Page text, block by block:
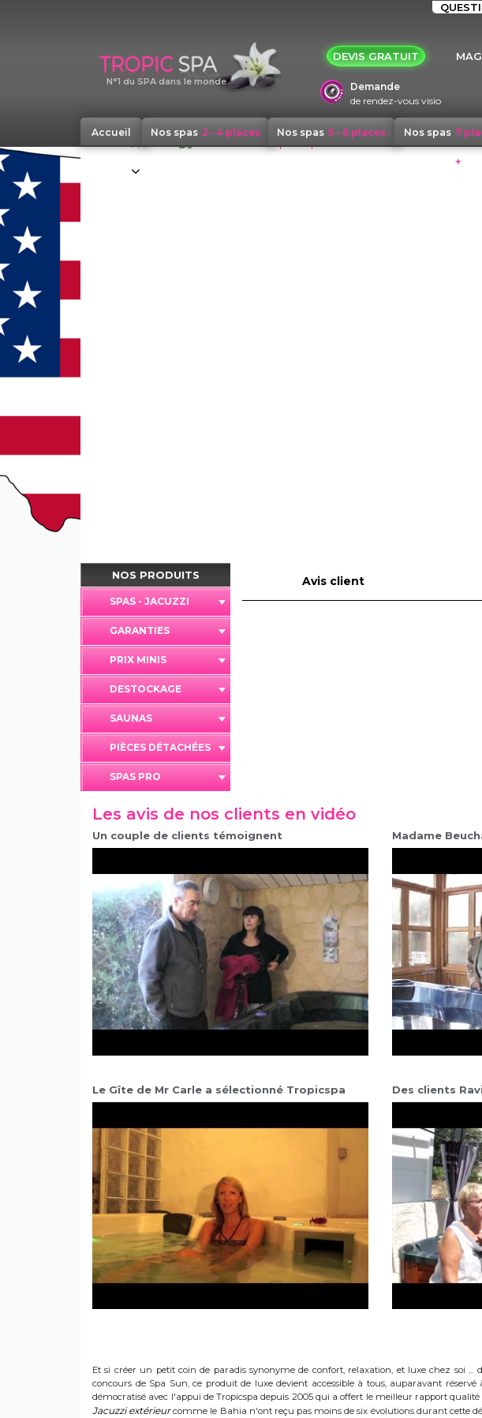
N°1 du SPA dans le monde
DEVIS GRATUIT
Demande
de rendez-vous visio
Accueil Nos spas 2 - 4 places Nos spas 5 - 6 places Nos spas 7
+
NOS PRODUITS
SPAS - JACUZZI
GARANTIES
PRIX MINIS
DESTOCKAGE
SAUNAS
PIÈCES DÉTACHÉES
SPAS PRO
Avis client
Les avis de nos clients en vidéo
Un couple de clients témoignent Madame
Le Gîte de Mr Carle a sélectionné Tropicspa Des clients
Et si créer un petit coin de paradis synonyme de confort, relaxation, et luxe chez soi ...
concours de Spa Sun, ce produit de luxe devient accessible à tous, auparavant
démocratisé avec l'appui de Tropicspa depuis 2005 qui a offert le meilleur rapport
Jacuzzi extérieurcomme le Bahia n'ont reçu pas moins de six évolutions durant cette